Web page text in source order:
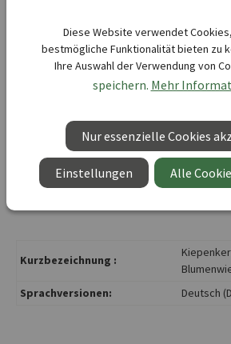
Für ihre angesäten
eine Informationstafel zur Verfügung,
Zweck der angelegten Fläche
rücksichtsvollen Umgang mit der
Maße: ca. 57 x 38 x 0,5 cm
Kurzbezeichnung :
Sprachversionen:
Deutsch
Diese Website verwendet
bestmögliche Funktionalität bieten zu
Ihre Auswahl der Verwendung von
speichern. Mehr
Nur essenzielle Cookies
Einstellungen Alle